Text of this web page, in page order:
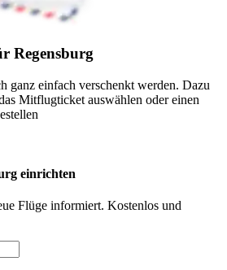
Regensburg
ganz einfach verschenkt werden. Dazu
Mitflugticket auswählen oder einen
einrichten
Flüge informiert. Kostenlos und